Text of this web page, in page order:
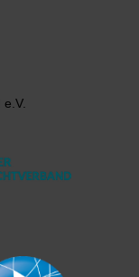
e.V.